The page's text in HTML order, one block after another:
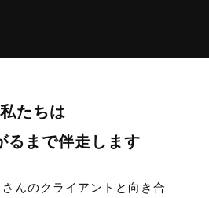
私たちは
るまで伴走します
んのクライアントと向き合